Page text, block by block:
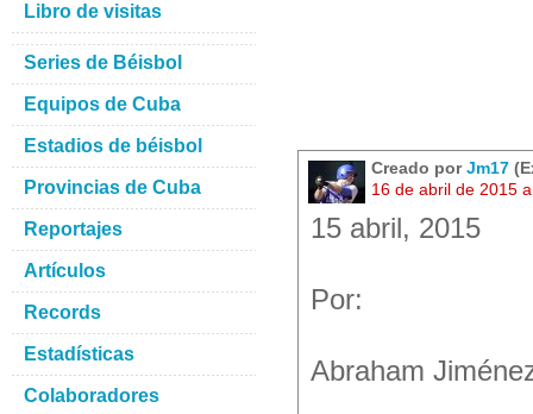
Creado porJm17
16 de abril de 2015
15 abril, 2015
Por:
Abraham
Libro de visitas
Series de Béisbol
Equipos de Cuba
Estadios de béisbol
Provincias de Cuba
Reportajes
Artículos
Records
Estadísticas
Colaboradores